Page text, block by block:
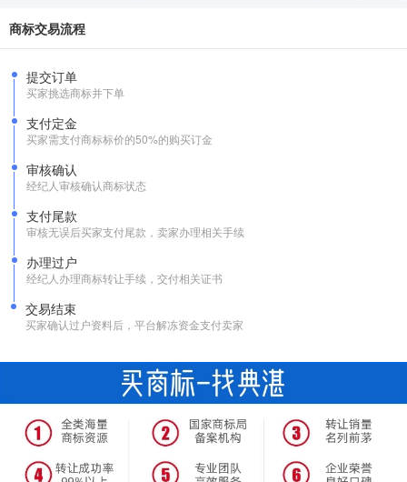
商标交易流程
提交订单
买家挑选商标并下单
支付定金
买家需支付商标标价的50%的购买订金
审核确认
经纪人审核确认商标状态
支付尾款
审核无误后买家支付尾款，卖家办理相关手续
办理过户
经纪人办理商标转让手续，交付相关证书
交易结束
买家确认过户资料后，平台解冻资金支付卖家